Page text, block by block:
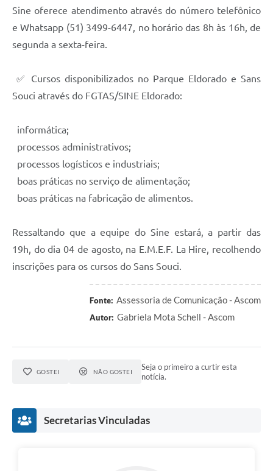
Sine oferece atendimento através do número telefônico
e Whatsapp (51) 3499-6447, no horário das 8h às 16h, de
segunda a sexta-feira.
✅ Cursos disponibilizados no Parque Eldorado e Sans
Souci através do FGTAS/SINE Eldorado:
informática;
processos administrativos;
processos logísticos e industriais;
boas práticas no serviço de alimentação;
boas práticas na fabricação de alimentos.
Ressaltando que a equipe do Sine estará, a partir das
19h, do dia 04 de agosto, na E.M.E.F. La Hire, recolhendo
inscrições para os cursos do Sans Souci.
Fonte: Assessoria de Comunicação - Ascom
Autor: Gabriela Mota Schell - Ascom
GOSTEI NÃO GOSTEI
Seja o primeiro a curtir esta
notícia.
Secretarias Vinculadas